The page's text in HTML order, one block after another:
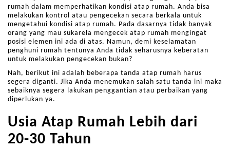
rumah dalam memperhatikan kondisi atap rumah. Anda bisa
melakukan kontrol atau pengecekan secara berkala untuk
mengetahui kondisi atap rumah. Pada dasarnya tidak banyak
orang yang mau sukarela mengecek atap rumah mengingat
posisi elemen ini ada di atas. Namun, demi keselamatan
penghuni rumah tentunya Anda tidak seharusnya keberatan
untuk melakukan pengecekan bukan?
Nah, berikut ini adalah beberapa tanda atap rumah harus
segera diganti. Jika Anda menemukan salah satu tanda ini maka
sebaiknya segera lakukan penggantian atau perbaikan yang
diperlukan ya.
Usia Atap Rumah Lebih dari
20-30 Tahun